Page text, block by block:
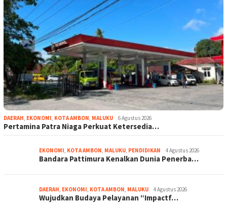
DAERAH, EKONOMI, KOTA AMBON, MALUKU 6 Agustus 2026
Pertamina Patra Niaga Perkuat Ketersedia…
EKONOMI, KOTA AMBON, MALUKU, PENDIDIKAN 4 Agustus 2026
Bandara Pattimura Kenalkan Dunia Penerba…
DAERAH, EKONOMI, KOTA AMBON, MALUKU 4 Agustus 2026
Wujudkan Budaya Pelayanan “Impactf…